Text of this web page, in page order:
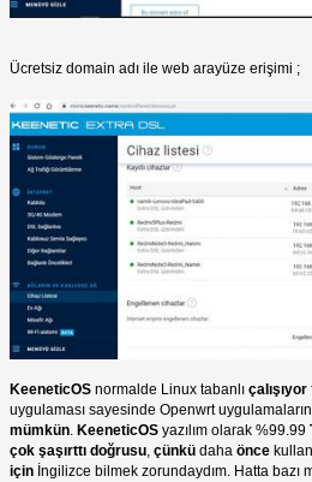
Ücretsiz domain adı ile web arayüze erişimi ;
KeeneticOS normalde Linux tabanlı çalışıyor
uygulaması sayesinde Openwrt
mümkün. KeeneticOS yazılım olarak %99.99
çok şaşırttı doğrusu, çünkü daha önce
için İngilizce bilmek zorundaydım. Hatta bazı